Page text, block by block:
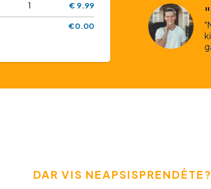
1 € 9.99
€0.00
DAR VIS NEAPSISPRENDĖTE?